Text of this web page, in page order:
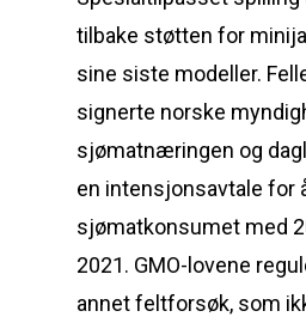
tilbake støtten for
sine siste modeller.
signerte norske
sjømatnæringen og
en intensjonsavtale for
sjømatkonsumet med
2021. GMO-lovene
annet feltforsøk, som